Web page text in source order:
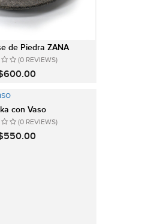
de Piedra ZANA
(0 REVIEWS)
con Vaso
(0 REVIEWS)